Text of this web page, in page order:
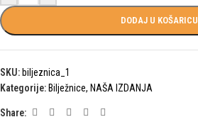
DODAJ U KOŠARICU
SKU: biljeznica_1
Kategorije: Bilježnice, NAŠA IZDANJA
Share: